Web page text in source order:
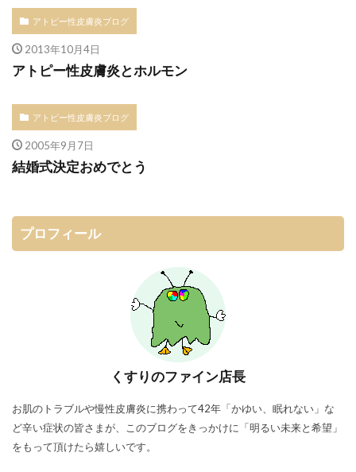
アトピー性皮膚炎ブログ
2013年10月4日
アトピー性皮膚炎とホルモン
アトピー性皮膚炎ブログ
2005年9月7日
結婚式決定おめでとう
プロフィール
くすりのファイン店長
お肌のトラブルや慢性皮膚炎に携わって42年「かゆい、眠れない」な
ど辛い症状の皆さまが、このブログをきっかけに「明るい未来と希望」
をもって頂けたら嬉しいです。